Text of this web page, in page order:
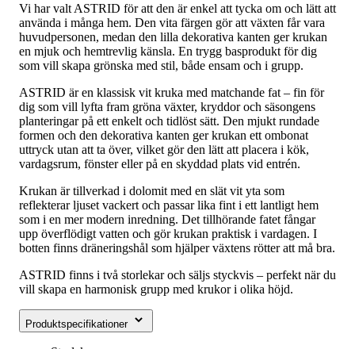
Vi har valt ASTRID för att den är enkel att tycka om och lätt att
använda i många hem. Den vita färgen gör att växten får vara
huvudpersonen, medan den lilla dekorativa kanten ger krukan
en mjuk och hemtrevlig känsla. En trygg basprodukt för dig
som vill skapa grönska med stil, både ensam och i grupp.
ASTRID är en klassisk vit kruka med matchande fat – fin för
dig som vill lyfta fram gröna växter, kryddor och säsongens
planteringar på ett enkelt och tidlöst sätt. Den mjukt rundade
formen och den dekorativa kanten ger krukan ett ombonat
uttryck utan att ta över, vilket gör den lätt att placera i kök,
vardagsrum, fönster eller på en skyddad plats vid entrén.
Krukan är tillverkad i dolomit med en slät vit yta som
reflekterar ljuset vackert och passar lika fint i ett lantligt hem
som i en mer modern inredning. Det tillhörande fatet fångar
upp överflödigt vatten och gör krukan praktisk i vardagen. I
botten finns dräneringshål som hjälper växtens rötter att må bra.
ASTRID finns i två storlekar och säljs styckvis – perfekt när du
vill skapa en harmonisk grupp med krukor i olika höjd.
Produktspecifikationer